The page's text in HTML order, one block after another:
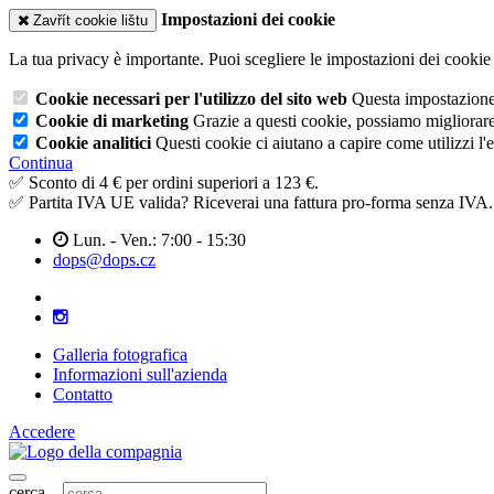
Zavřít cookie lištu Impostazioni dei cookie
La tua privacy è importante. Puoi scegliere le impostazioni dei
Cookie necessari per l'utilizzo del sito web Questa
Cookie di marketing Grazie a questi cookie, possiamo
Cookie analitici Questi cookie ci aiutano a capire come utilizzi
Continua
✅ Sconto di 4 € per ordini superiori a 123 €.
✅ Partita IVA UE valida? Riceverai una fattura pro-forma senza IVA.
Lun. - Ven.: 7:00 - 15:30
dops@dops.cz
Galleria fotografica
Informazioni sull'azienda
Contatto
Accedere